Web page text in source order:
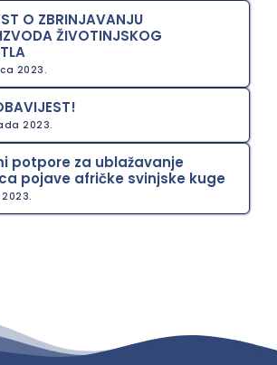
O ZBRINJAVANJU
ŽIVOTINJSKOG
2023.
2023.
potpore za ublažavanje
pojave afričke svinjske kuge
2023.